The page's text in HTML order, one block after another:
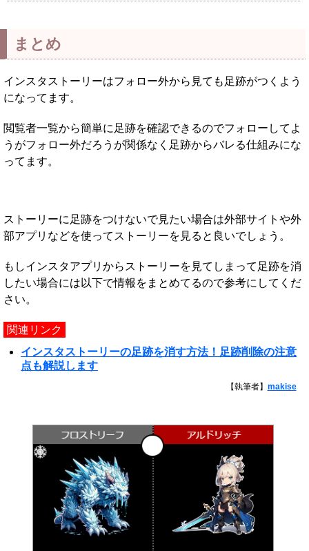
まとめ
インスタストーリーはフォロー外から見ても足跡がつくよう
になってます。
閲覧者一覧から簡単に足跡を確認できるのでフォローしてよ
うがフォロー外だろうが関係なく足跡からバレる仕組みにな
ってます。
ストーリーに足跡をつけないで見たい場合は外部サイトや外
部アプリなどを使ってストーリーを見ると良いでしょう。
もしインスタアプリからストーリーを見てしまって足跡を消
したい場合には以下で情報をまとめてるので参考にしてくだ
さい。
関連リンク
インスタストーリーの足跡を消す方法！足跡削除の注意
点も解説します
【執筆者】 makise